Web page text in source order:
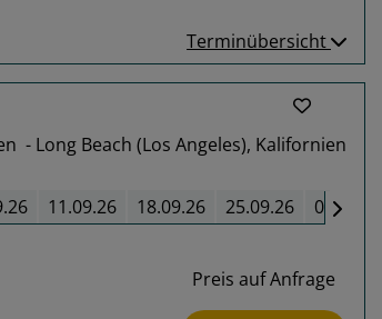
Terminübersicht
- Long Beach (Los Angeles), Kalifornien
11.09.26 18.09.26 25.09.26
Preis auf Anfrage